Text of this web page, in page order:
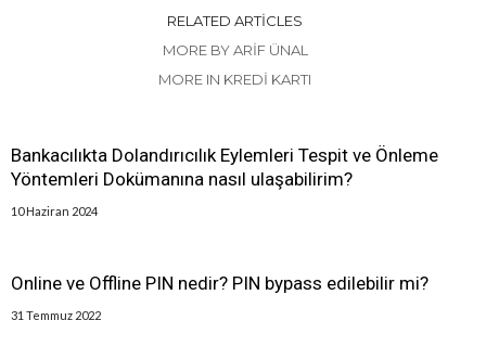
RELATED ARTICLES
MORE BY ARIF ÜNAL
MORE IN KREDI KARTI
Bankacılıkta Dolandırıcılık Eylemleri Tespit ve Önleme
Yöntemleri Dokümanına nasıl ulaşabilirim?
10 Haziran 2024
Online ve Offline PIN nedir? PIN bypass edilebilir mi?
31 Temmuz 2022